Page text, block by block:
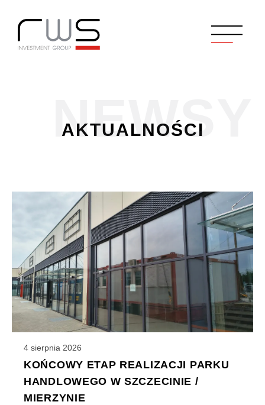
AKTUALNOŚCI
NEWSY
4 sierpnia 2026
KOŃCOWY ETAP REALIZACJI PARKU
HANDLOWEGO W SZCZECINIE /
MIERZYNIE